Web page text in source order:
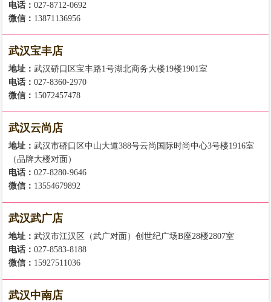
电话：027-8712-0692
微信： 13871136956
武汉宝丰店
地址：武汉硚口区宝丰路1号湖北商务大楼19楼1901室
电话：027-8360-2970
微信： 15072457478
武汉云尚店
地址：武汉市硚口区中山大道388号云尚国际时尚中心3号楼1916室
（品牌大楼对面）
电话：027-8280-9646
微信： 13554679892
武汉武广店
地址：武汉市江汉区（武广对面）创世纪广场B座28楼2807室
电话：027-8583-8188
微信： 15927511036
武汉中南店